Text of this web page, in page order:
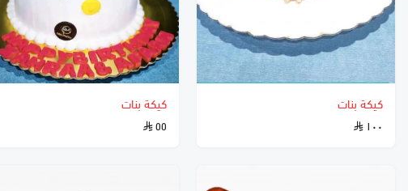
كيكة بنات
١٠٠
كيكة بنات
٥٥